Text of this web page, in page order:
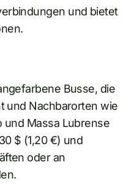
und bietet
Busse, die
und Nachbarorten wie
und Massa Lubrense
$ (1,20 €) und
oder an